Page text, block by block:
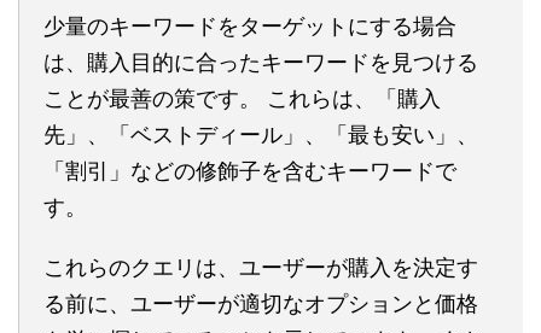
少量のキーワードをターゲットにする場合
は、購入目的に合ったキーワードを見つける
ことが最善の策です。 これらは、「購入
先」、「ベストディール」、「最も安い」、
「割引」などの修飾子を含むキーワードで
す。
これらのクエリは、ユーザーが購入を決定す
る前に、ユーザーが適切なオプションと価格